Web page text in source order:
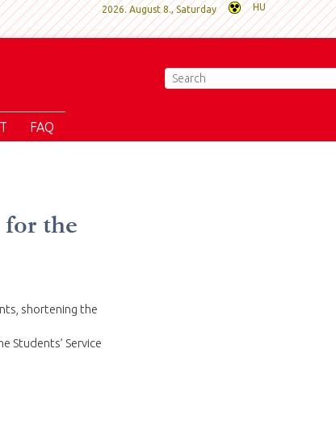
2026. August 8., Saturday HU
FAQ
the
shortening the
Students’ Service